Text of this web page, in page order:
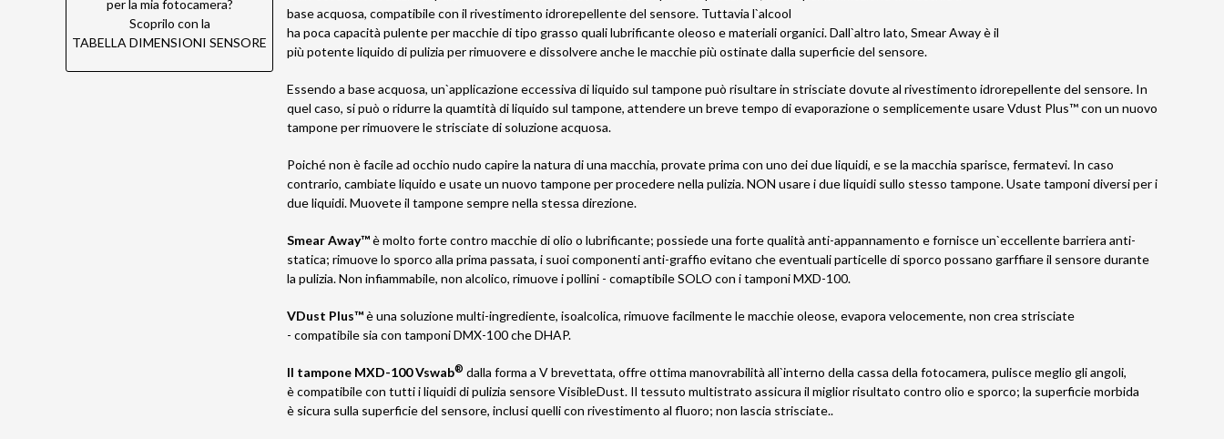
base acquosa, compatibile con il rivestimento idrorepellente del sensore. Tuttavia l`alcool
ha poca capacità pulente per macchie di tipo grasso quali lubrificante oleoso e materiali organici. Dall`altro lato, Smear Away è il
più potente liquido di pulizia per rimuovere e dissolvere anche le macchie più ostinate dalla superficie del sensore.
Essendo a base acquosa, un`applicazione eccessiva di liquido sul tampone può risultare in strisciate dovute al rivestimento idrorepellente del sensore. In
quel caso, si può o ridurre la quamtità di liquido sul tampone, attendere un breve tempo di evaporazione o semplicemente usare Vdust Plus™ con un nuovo
tampone per rimuovere le strisciate di soluzione acquosa.
Poiché non è facile ad occhio nudo capire la natura di una macchia, provate prima con uno dei due liquidi, e se la macchia sparisce, fermatevi. In caso
contrario, cambiate liquido e usate un nuovo tampone per procedere nella pulizia. NON usare i due liquidi sullo stesso tampone. Usate tamponi diversi per i
due liquidi. Muovete il tampone sempre nella stessa direzione.
Smear Away™è molto forte contro macchie di olio o lubrificante; possiede una forte qualità anti-appannamento e fornisce un`eccellente barriera anti-
statica; rimuove lo sporco alla prima passata, i suoi componenti anti-graffio evitano che eventuali particelle di sporco possano garffiare il sensore durante
la pulizia. Non infiammabile, non alcolico, rimuove i pollini - comaptibile SOLO con i tamponi MXD-100.
VDust Plus™è una soluzione multi-ingrediente, isoalcolica, rimuove facilmente le macchie oleose, evapora velocemente, non crea strisciate
- compatibile sia con tamponi DMX-100 che DHAP.
Il tampone MXD-100 Vswab® dalla forma a V brevettata, offre ottima manovrabilità all`interno della cassa della fotocamera, pulisce meglio gli angoli,
è compatibile con tutti i liquidi di pulizia sensore VisibleDust. Il tessuto multistrato assicura il miglior risultato contro olio e sporco; la superficie morbida
è sicura sulla superficie del sensore, inclusi quelli con rivestimento al fluoro; non lascia strisciate..
per la mia fotocamera?
Scoprilo con la
TABELLA DIMENSIONI SENSORE